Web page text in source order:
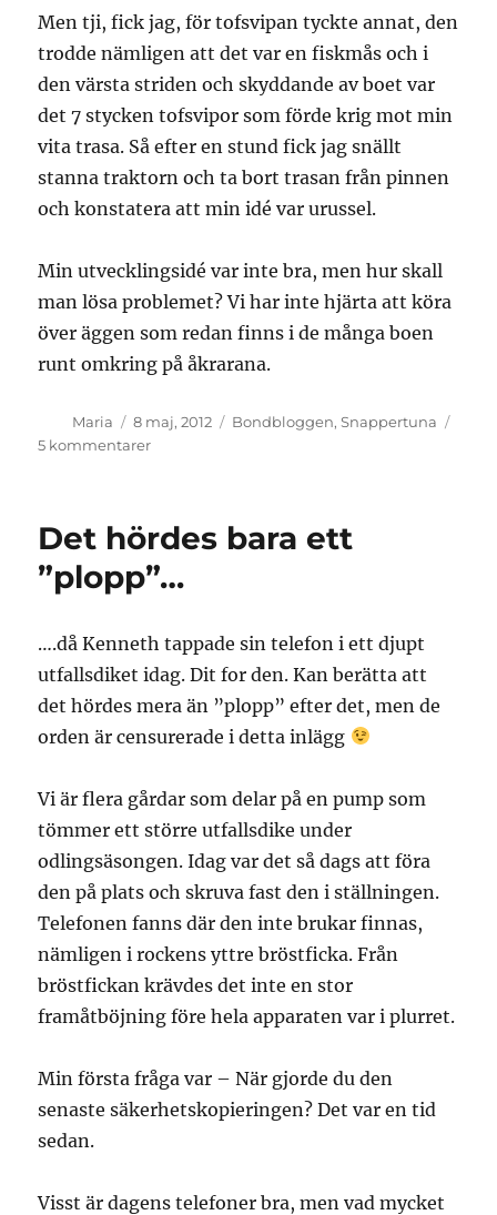
Men tji, fick jag, för tofsvipan tyckte annat, den
trodde nämligen att det var en fiskmås och i
den värsta striden och skyddande av boet var
det 7 stycken tofsvipor som förde krig mot min
vita trasa. Så efter en stund fick jag snällt
stanna traktorn och ta bort trasan från pinnen
och konstatera att min idé var urussel.
Min utvecklingsidé var inte bra, men hur skall
man lösa problemet? Vi har inte hjärta att köra
över äggen som redan finns i de många boen
runt omkring på åkrarana.
Författare
Maria
Publicerat
den
8 maj, 2012 Kategorier
Bondbloggen,Snappertuna
5 kommentarertill
Det hördes bara ett
”plopp”…
….då Kenneth tappade sin telefon i ett djupt
utfallsdiket idag. Dit for den. Kan berätta att
det hördes mera än ”plopp” efter det, men de
orden är censurerade i detta inlägg
Vi är flera gårdar som delar på en pump som
tömmer ett större utfallsdike under
odlingsäsongen. Idag var det så dags att föra
den på plats och skruva fast den i ställningen.
Telefonen fanns där den inte brukar finnas,
nämligen i rockens yttre bröstficka. Från
bröstfickan krävdes det inte en stor
framåtböjning före hela apparaten var i plurret.
Min första fråga var – När gjorde du den
senaste säkerhetskopieringen? Det var en tid
sedan.
Visst är dagens telefoner bra, men vad mycket